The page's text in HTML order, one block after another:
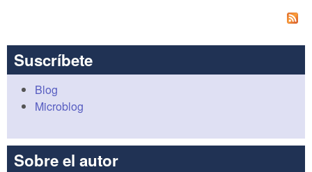
Suscríbete
Blog
Microblog
Sobre el autor